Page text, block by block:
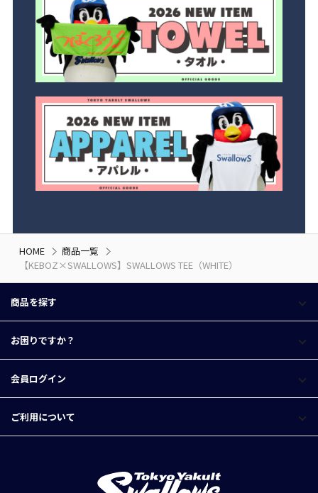
HOME
商品一覧
【KEBOZ×SWALLOWS】SWALLOWS TEE（WHITE）
商品を探す
お困りですか？
会員ログイン
ご利用について